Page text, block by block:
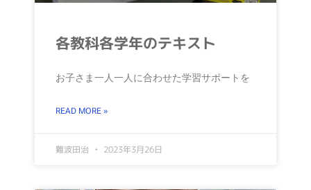
各教科各学年のテキスト
お子さま一人一人に合わせた学習サポートを
READ MORE »
難波田治 2023年3月26日